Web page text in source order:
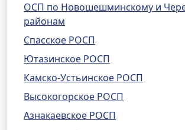
ОСП по Новошешминскому и
районам
Спасское РОСП
Ютазинское РОСП
Камско-Устьинское РОСП
Высокогорское РОСП
Азнакаевское РОСП